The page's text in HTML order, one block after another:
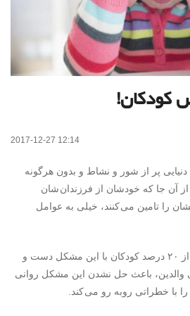
2017-12-27 12:14
دنیایی پر از شور و نشاط و بدون هرگونه
آن جا که خودشان از فرزندان شان
را تامین می کنند، خیلی به عوامل
طبق آخرین تحقیقات، بیشتر از ۲۰ درصد کودکان با این مشکل دست و
والدین، باعث حل نشدن این مشکل روانی
با خطراتی روبه رو می کند.